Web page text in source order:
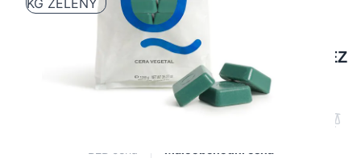
QUICKEPIL TVRDÝ DEPILAČNÍ VOSK BEZ
PROUŽKŮ VEGETAL 1 KG ZELENÝ